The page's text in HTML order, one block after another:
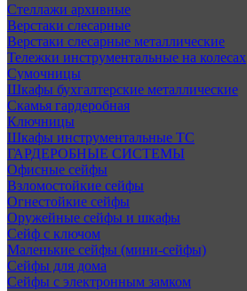
Стеллажи архивные
Верстаки слесарные
Верстаки слесарные металлические
Тележки инструментальные на колесах
Сумочницы
Шкафы бухгалтерские металлические
Скамья гардеробная
Ключницы
Шкафы инструментальные ТС
ГАРДЕРОБНЫЕ СИСТЕМЫ
Офисные сейфы
Взломостойкие сейфы
Огнестойкие сейфы
Оружейные сейфы и шкафы
Сейф с ключом
Маленькие сейфы (мини-сейфы)
Сейфы для дома
Сейфы с электронным замком